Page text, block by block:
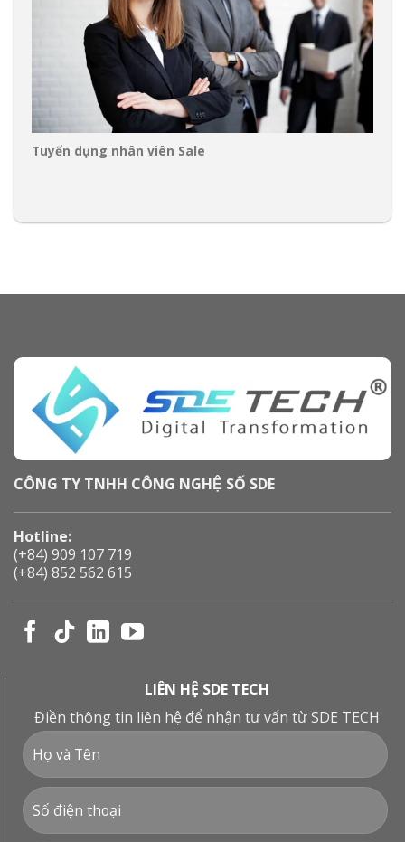
Tuyển dụng nhân viên Sale
CÔNG TY TNHH CÔNG NGHỆ SỐ SDE
Hotline:
(+84) 909 107 719
(+84) 852 562 615
LIÊN HỆ SDE TECH
Điền thông tin liên hệ để nhận tư vấn từ SDE TECH